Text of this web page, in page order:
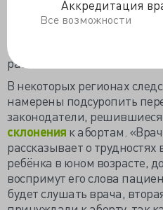
Аккредитация
Все возможности
непросто провести, и
ищет себе дополнительной
работы».
В некоторых регионах
намерены подсуропить
законодатели,
склонения к абортам.
рассказывает о
ребёнка в юном возрасте,
воспримут его слова
будет слушать врача,